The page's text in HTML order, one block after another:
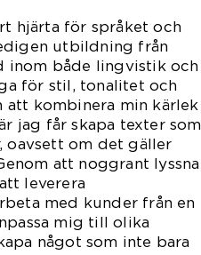
hjärta för språket och
utbildning från
inom både lingvistik och
för stil, tonalitet och
att kombinera min kärlek
jag får skapa texter som
oavsett om det gäller
att noggrant lyssna
leverera
med kunder från en
mig till olika
något som inte bara